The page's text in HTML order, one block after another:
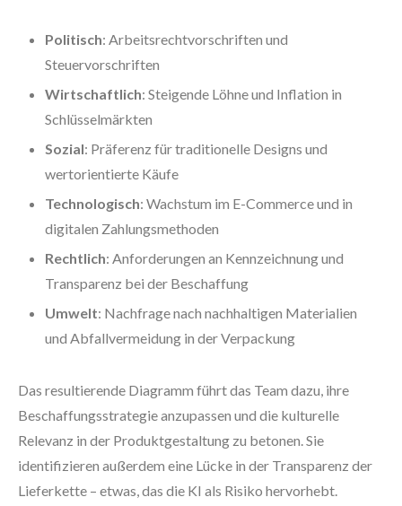
Politisch: Arbeitsrechtvorschriften und
Steuervorschriften
Wirtschaftlich: Steigende Löhne und Inflation in
Schlüsselmärkten
Sozial: Präferenz für traditionelle Designs und
wertorientierte Käufe
Technologisch: Wachstum im E-Commerce und in
digitalen Zahlungsmethoden
Rechtlich: Anforderungen an Kennzeichnung und
Transparenz bei der Beschaffung
Umwelt: Nachfrage nach nachhaltigen Materialien
und Abfallvermeidung in der Verpackung
Das resultierende Diagramm führt das Team dazu, ihre
Beschaffungsstrategie anzupassen und die kulturelle
Relevanz in der Produktgestaltung zu betonen. Sie
identifizieren außerdem eine Lücke in der Transparenz der
Lieferkette – etwas, das die KI als Risiko hervorhebt.